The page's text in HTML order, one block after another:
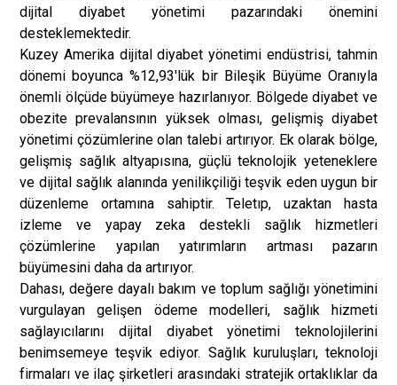
dijital diyabet yönetimi pazarındaki önemini
desteklemektedir.
Kuzey Amerika dijital diyabet yönetimi endüstrisi, tahmin
dönemi boyunca %12,93'lük bir Bileşik Büyüme Oranıyla
önemli ölçüde büyümeye hazırlanıyor. Bölgede diyabet ve
obezite prevalansının yüksek olması, gelişmiş diyabet
yönetimi çözümlerine olan talebi artırıyor. Ek olarak bölge,
gelişmiş sağlık altyapısına, güçlü teknolojik yeteneklere
ve dijital sağlık alanında yenilikçiliği teşvik eden uygun bir
düzenleme ortamına sahiptir. Teletıp, uzaktan hasta
izleme ve yapay zeka destekli sağlık hizmetleri
çözümlerine yapılan yatırımların artması pazarın
büyümesini daha da artırıyor.
Dahası, değere dayalı bakım ve toplum sağlığı yönetimini
vurgulayan gelişen ödeme modelleri, sağlık hizmeti
sağlayıcılarını dijital diyabet yönetimi teknolojilerini
benimsemeye teşvik ediyor. Sağlık kuruluşları, teknoloji
firmaları ve ilaç şirketleri arasındaki stratejik ortaklıklar da